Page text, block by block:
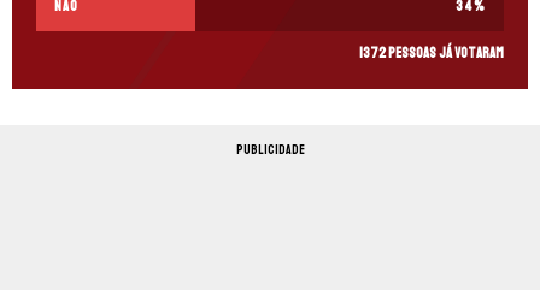
Não 34%
1372 pessoas já votaram
PUBLICIDADE